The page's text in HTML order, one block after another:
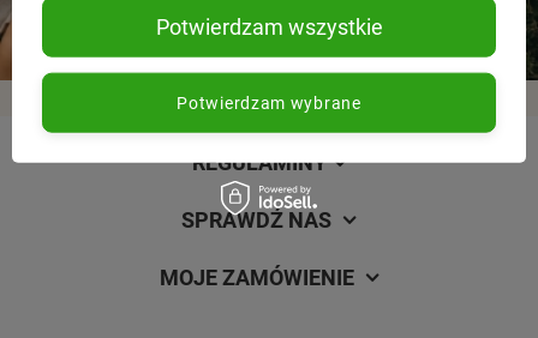
REGULAMINY
SPRAWDŹ NAS
MOJE ZAMÓWIENIE
Potwierdzam wybrane
Potwierdzam wszystkie